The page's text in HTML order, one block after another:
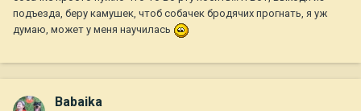
подъезда, беру камушек, чтоб собачек бродячих прогнать, я уж
думаю, может у меня научилась
Babaika